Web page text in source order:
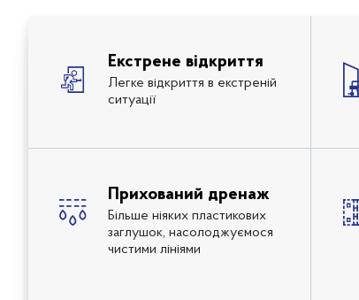
Екстрене відкриття
Легке відкриття в екстреній
ситуації
Прихований дренаж
Більше ніяких пластикових
заглушок, насолоджуємося
чистими лініями